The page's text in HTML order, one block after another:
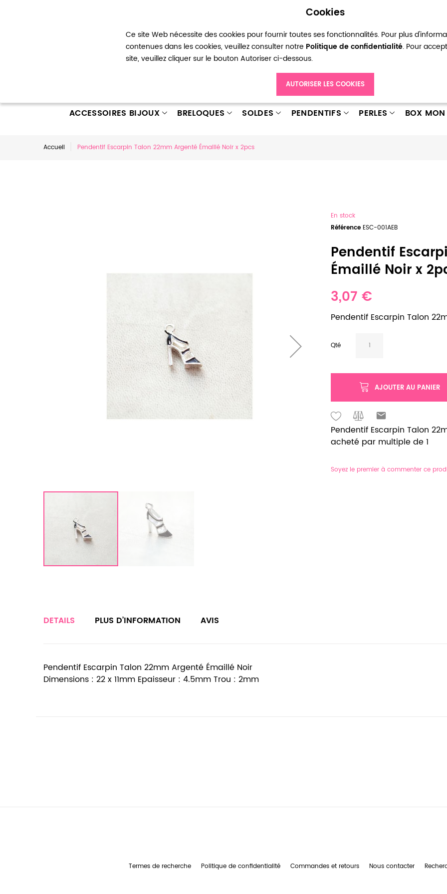
Cookies
Ce site Web nécessite des cookies pour fournir toutes ses fonctionnalités. Pour plus
contenues dans les cookies, veuillez consulter notre Politique de confidentialité. Pour
site, veuillez cliquer sur le bouton Autoriser ci-dessous.
AUTORISER LES COOKIES
Mon compte Ma liste d’envies Connexion
ACCESSOIRES BIJOUX BRELOQUES SOLDES PENDENTIFS PERLES BOX
Accueil Pendentif Escarpin Talon 22mm Argenté Émaillé Noir x 2pcs
En stock
Référence ESC-001AEB
Pendentif
Émaillé Noir x
3,07 €
Pendentif Escarpin Talon
Qté
AJOUTER AU PANIER
Pendentif Escarpin Talon
acheté par multiple de 1
Soyez le premier à commenter ce
DETAILS
Pendentif Escarpin Talon 22mm Argenté Émaillé Noir
Dimensions : 22 x 11mm Epaisseur : 4.5mm Trou : 2mm
PLUS D’INFORMATION AVIS
Termes de recherche Politique de confidentialité Commandes et retours Nous contacter